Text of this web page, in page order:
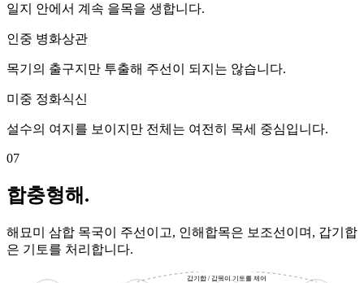
일지 안에서 계속 을목을 생합니다.
인중 병화상관
목기의 출구지만 투출해 주선이 되지는 않습니다.
미중 정화식신
설수의 여지를 보이지만 전체는 여전히 목세 중심입니다.
07
합충형해.
해묘미 삼합 목국이 주선이고, 인해합목은 보조선이며, 갑기합
은 기토를 처리합니다.
갑기합 / 갑목이 기토를 제어